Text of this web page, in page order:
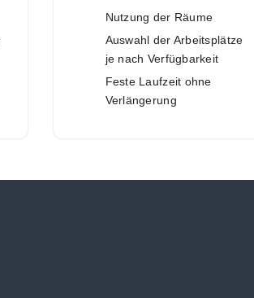
Nutzung der Räume
Auswahl der Arbeitsplätze
je nach Verfügbarkeit
Feste Laufzeit ohne
Verlängerung